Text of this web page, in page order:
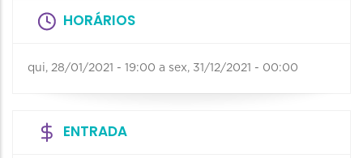
HORÁRIOS
qui, 28/01/2021 - 19:00 a sex, 31/12/2021 - 00:00
ENTRADA